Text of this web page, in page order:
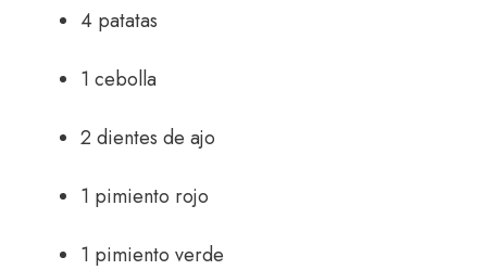
4 patatas
1 cebolla
2 dientes de ajo
1 pimiento rojo
1 pimiento verde